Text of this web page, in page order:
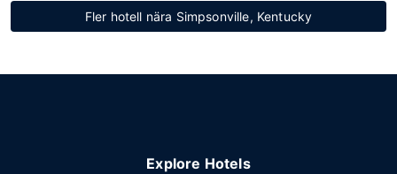
Fler hotell nära Simpsonville, Kentucky
Explore Hotels